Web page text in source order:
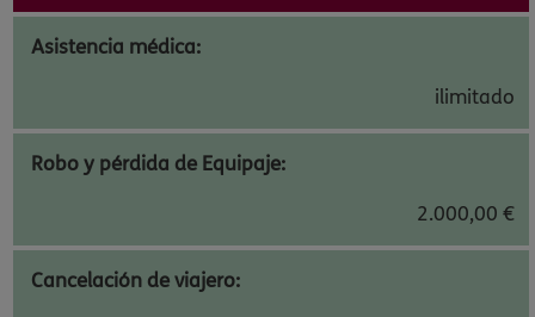
Asistencia médica:
ilimitado
Robo y pérdida de Equipaje:
2.000,00 €
Cancelación de viajero: